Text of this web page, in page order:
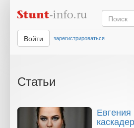
Войти зарегистрироваться
Статьи